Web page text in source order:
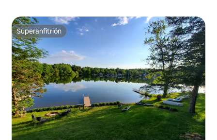
Superanfitrión
Superanfitrión